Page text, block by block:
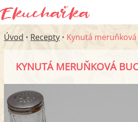
Úvod • Recepty • Kynutá
KYNUTÁ MERUŇKOVÁ